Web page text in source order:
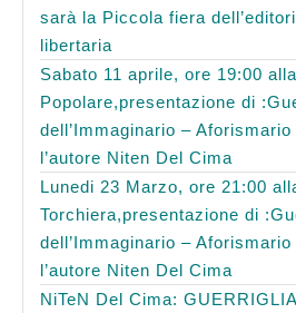
sarà la Piccola fiera
libertaria
Sabato 11 aprile, ore 19:00
Popolare,presentazione di
dell’Immaginario –
l’autore Niten Del Cima
Lunedi 23 Marzo, ore 21:00
Torchiera,presentazione di
dell’Immaginario –
l’autore Niten Del Cima
NiTeN Del Cima: GUERRIGLIA